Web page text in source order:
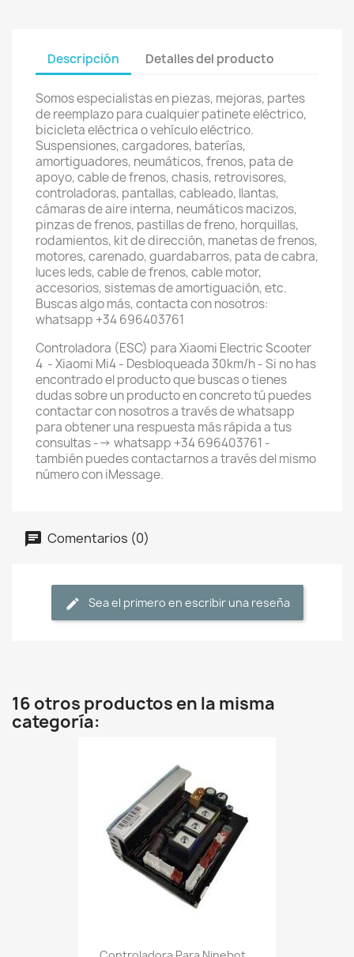
Descripción Detalles del producto
Somos especialistas en piezas, mejoras, partes
de reemplazo para cualquier patinete eléctrico,
bicicleta eléctrica o vehículo eléctrico.
Suspensiones, cargadores, baterías,
amortiguadores, neumáticos, frenos, pata de
apoyo, cable de frenos, chasis, retrovisores,
controladoras, pantallas, cableado, llantas,
cámaras de aire interna, neumáticos macizos,
pinzas de frenos, pastillas de freno, horquillas,
rodamientos, kit de dirección, manetas de frenos,
motores, carenado, guardabarros, pata de cabra,
luces leds, cable de frenos, cable motor,
accesorios, sistemas de amortiguación, etc.
Buscas algo más, contacta con nosotros:
whatsapp +34 696403761
Controladora (ESC) para Xiaomi Electric Scooter
4 - Xiaomi Mi4 - Desbloqueada 30km/h - Si no has
encontrado el producto que buscas o tienes
dudas sobre un producto en concreto tú puedes
contactar con nosotros a través de whatsapp
para obtener una respuesta más rápida a tus
consultas --> whatsapp +34 696403761 -
también puedes contactarnos a través del mismo
número con iMessage.
Comentarios (0)
Sea el primero en escribir una reseña
16 otros productos en la misma
categoría: